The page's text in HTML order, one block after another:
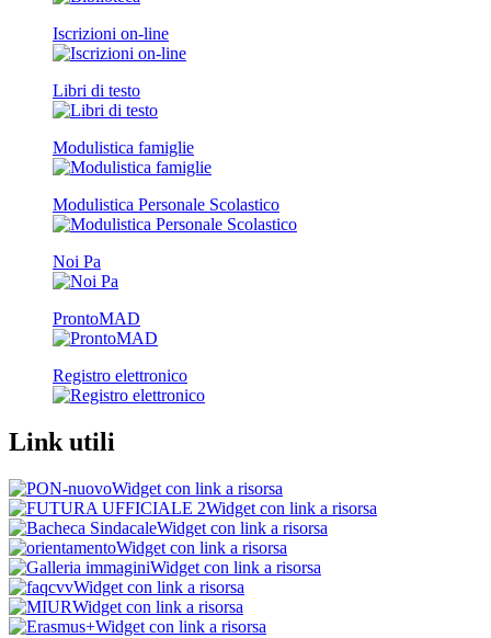
Iscrizioni on-line
Libri di testo
Modulistica famiglie
Modulistica Personale Scolastico
Noi Pa
ProntoMAD
Registro elettronico
Link utili
Widget con link a risorsa
Widget con link a risorsa
Widget con link a risorsa
Widget con link a risorsa
Widget con link a risorsa
Widget con link a risorsa
Widget con link a risorsa
Widget con link a risorsa